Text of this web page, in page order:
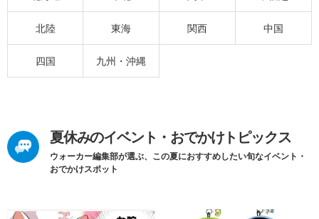
北陸 東海 関西 中国
四国 九州・沖縄
夏休みのイベント・おでかけトピックス
ウォーカー編集部が選ぶ、この夏におすすめしたい旬なイベント・
おでかけスポット